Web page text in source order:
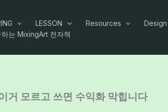
LESSON Resources Design
는 MixingArt 전자책
거 모르고 쓰면 수익화 막힙니다